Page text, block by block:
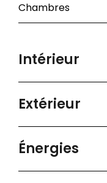
Chambres
Intérieur
Extérieur
Énergies